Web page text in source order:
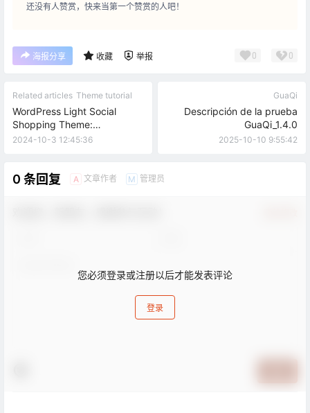
还没有人赞赏，快来当第一个赞赏的人吧！
海报分享 收藏 举报 0 0
Related articles Theme tutorial
WordPress Light Social
Shopping Theme:
B2Pro_4.2.6 Update
2024-10-3 12:45:36
GuaQi
Descripción de la prueba
GuaQi_1.4.0
2025-10-10 9:55:42
0 条回复 A 文章作者 M 管理员
您必须登录或注册以后才能发表评论
登录